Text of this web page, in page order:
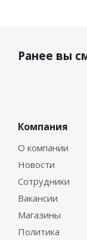
Ранее вы
Компания
О компании
Новости
Сотрудники
Вакансии
Магазины
Политика